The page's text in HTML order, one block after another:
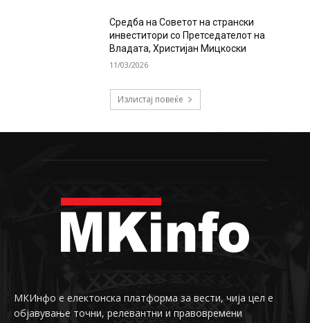
Средба на Советот на странски
инвеститори со Претседателот на
Владата, Христијан Мицкоски
11/03/2026
Излистај повеќе
МКИнфо е електонска платформа за вести, чија цел е
објавување точни, релевантни и правовремени